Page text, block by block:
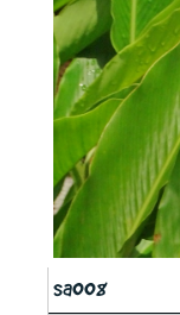
sa008